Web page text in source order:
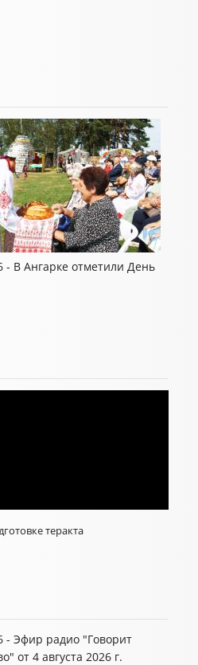
- В Ангарке отметили День
теракта
- Эфир радио "Говорит
от 4 августа 2026 г.